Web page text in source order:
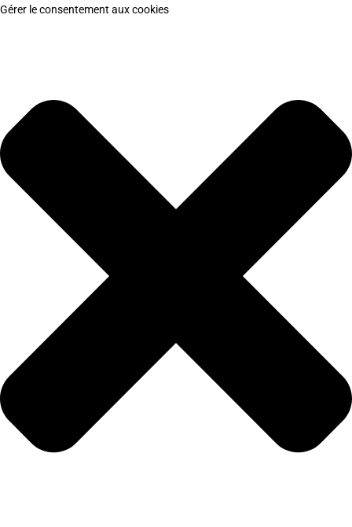
Gérer le consentement aux cookies